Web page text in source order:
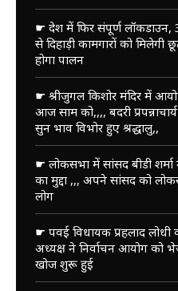
☛ देश में फिर संपूर्ण
से दिहाड़ी कामगारों को
होगा पालन
☛ श्रीजुगल किशोर मंदिर में
आज साम को,,,, बदरी
सुन भाव विभोर हुए श्रद्धालु,,
☛ लोकसभा में सांसद बीडी
का मुद्दा ,,, अपने सांसद को
लोग
☛ पवई विधायक प्रहलाद लोधी
अध्यक्ष ने निर्वाचन आयोग को
खोज शुरू हुई